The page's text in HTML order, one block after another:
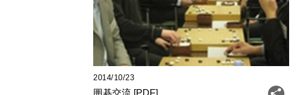
2014/10/23
囲碁交流 [PDF]